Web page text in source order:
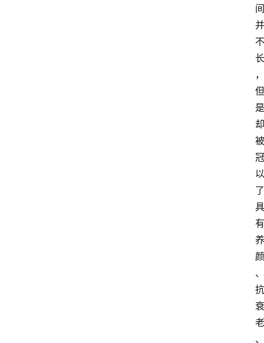
间
并
不
长
，
但
是
却
被
冠
以
了
具
有
养
颜
、
抗
衰
老
、